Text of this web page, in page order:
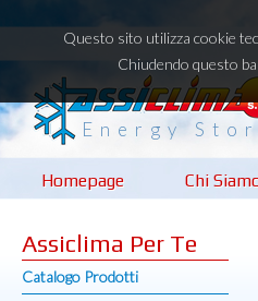
Questo sito utilizza cookie
Chiudendo questo
Energy
Homepage Chi
Assiclima Per Te
Catalogo Prodotti